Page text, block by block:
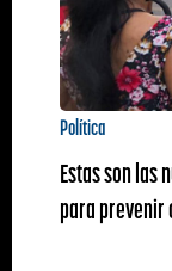
Política
Estas son las
para prevenir